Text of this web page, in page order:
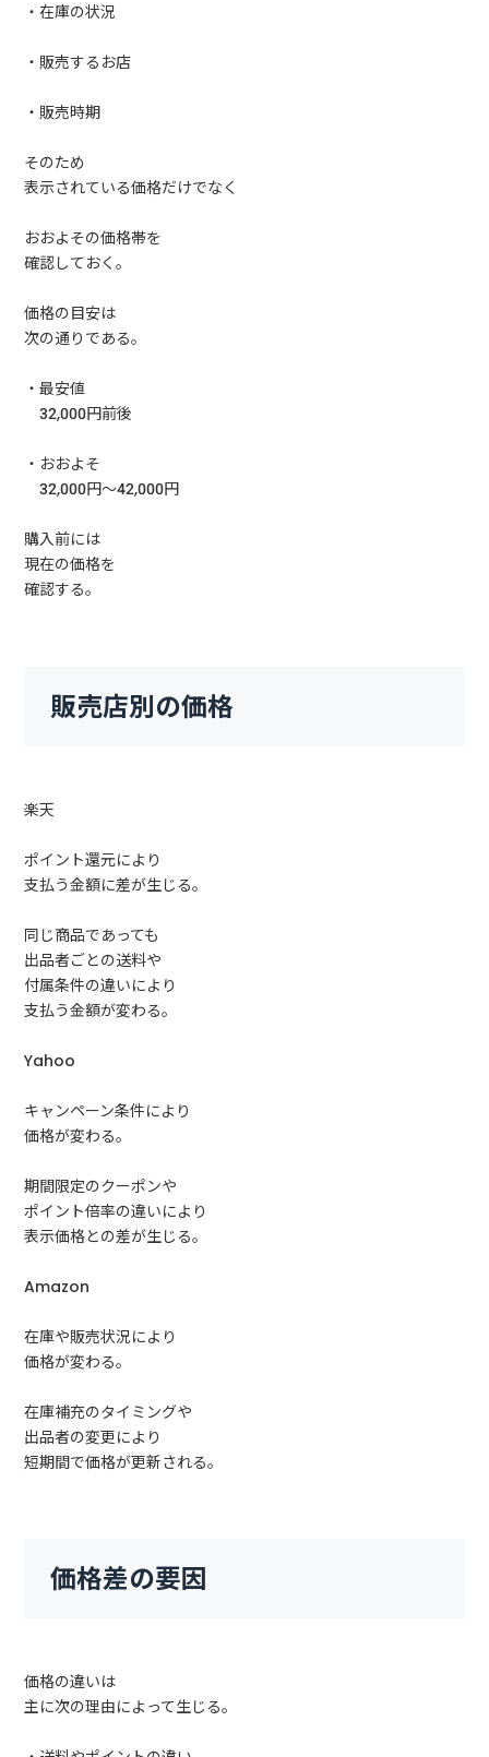
・在庫の状況
・販売するお店
・販売時期
そのため
表示されている価格だけでなく
おおよその価格帯を
確認しておく。
価格の目安は
次の通りである。
・最安値
32,000円前後
・おおよそ
32,000円〜42,000円
購入前には
現在の価格を
確認する。
販売店別の価格
楽天
ポイント還元により
支払う金額に差が生じる。
同じ商品であっても
出品者ごとの送料や
付属条件の違いにより
支払う金額が変わる。
Yahoo
キャンペーン条件により
価格が変わる。
期間限定のクーポンや
ポイント倍率の違いにより
表示価格との差が生じる。
Amazon
在庫や販売状況により
価格が変わる。
在庫補充のタイミングや
出品者の変更により
短期間で価格が更新される。
価格差の要因
価格の違いは
主に次の理由によって生じる。